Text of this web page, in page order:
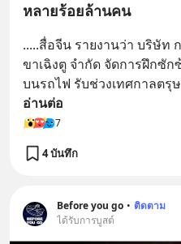
หลายร้อยล้านคน
.....สื่อจีน รายงานว่า บริษัท
ขาเฉิงตู จำกัด จัดการฝึกซั
บนรถไฟ รับช่วงเทศกาลตรุ
อ่านต่อ
7
4 บันทึก
Before you go • ติดตาม
ได้รับการบูสต์